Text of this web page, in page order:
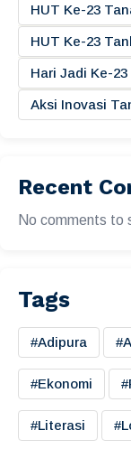
HUT Ke-23
HUT Ke-23
Hari Jadi Ke-
Aksi Inovasi
Recent
No comments to
Tags
#adipura
#ekonomi
#literasi